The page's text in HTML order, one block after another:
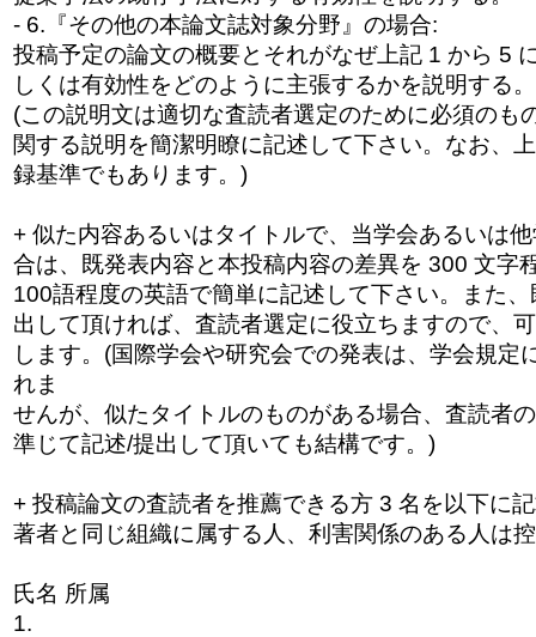
- 6.『その他の本論文誌対象分野』の場合:
投稿予定の論文の概要とそれがなぜ上記 1 から 5
しくは有効性をどのように主張するかを説明する。
(この説明文は適切な査読者選定のために必須のも
関する説明を簡潔明瞭に記述して下さい。なお、
録基準でもあります。)
+ 似た内容あるいはタイトルで、当学会あるいは
合は、既発表内容と本投稿内容の差異を 300 文字
100語程度の英語で簡単に記述して下さい。また
出して頂ければ、査読者選定に役立ちますので、
します。(国際学会や研究会での発表は、学会規定
れま
せんが、似たタイトルのものがある場合、査読者
準じて記述/提出して頂いても結構です。)
+ 投稿論文の査読者を推薦できる方 3 名を以下に
著者と同じ組織に属する人、 利害関係のある人は
氏名 所属
1.